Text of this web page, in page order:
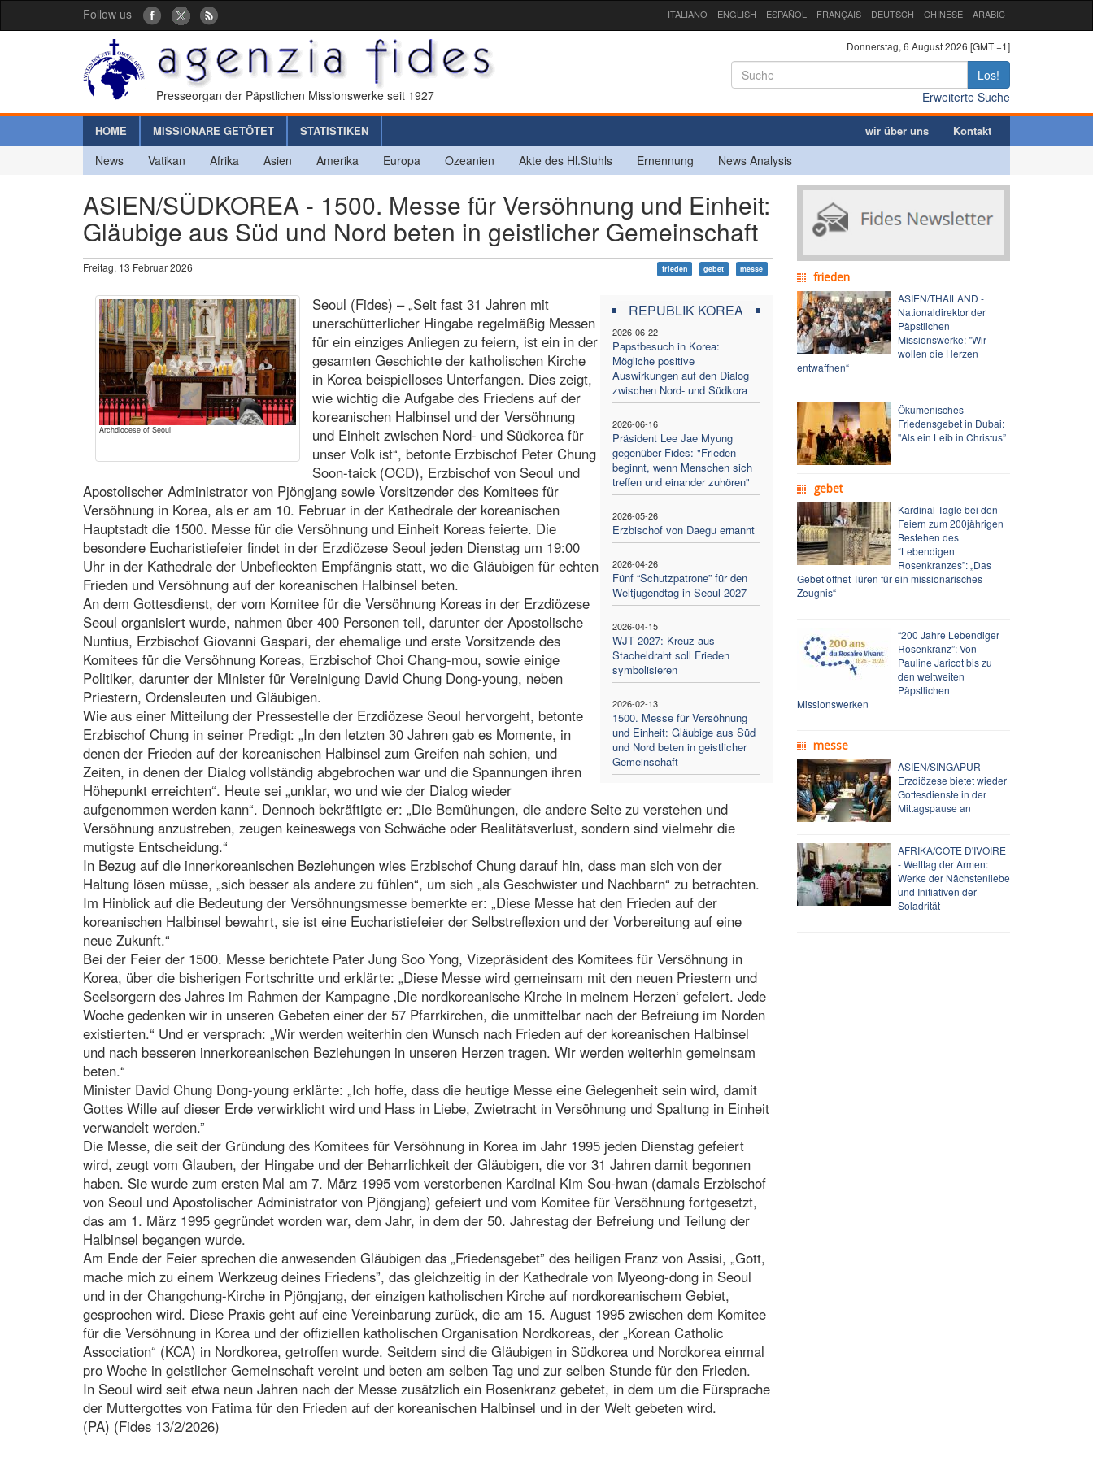
Follow us ITALIANO ENGLISH ESPAÑOL FRANÇAIS DEUTSCH CHINESE ARABIC
Presseorgan der Päpstlichen Missionswerke seit 1927
Donnerstag, 6 August 2026 [GMT +1]
Los!
Erweiterte Suche
HOME MISSIONARE GETÖTET STATISTIKEN wir über uns Kontakt
News Vatikan Afrika Asien Amerika Europa Ozeanien Akte des Hl.Stuhls Ernennung News Analysis
ASIEN/SÜDKOREA - 1500. Messe für Versöhnung und Einheit:
Gläubige aus Süd und Nord beten in geistlicher Gemeinschaft
Freitag, 13 Februar 2026 frieden gebet messe
Archdiocese of Seoul
REPUBLIK KOREA
2026-06-22
Papstbesuch in Korea:
Mögliche positive
Auswirkungen auf den Dialog
zwischen Nord- und Südkora
2026-06-16
Präsident Lee Jae Myung
gegenüber Fides: "Frieden
beginnt, wenn Menschen sich
treffen und einander zuhören"
2026-05-26
Erzbischof von Daegu ernannt
2026-04-26
Fünf “Schutzpatrone” für den
Weltjugendtag in Seoul 2027
2026-04-15
WJT 2027: Kreuz aus
Stacheldraht soll Frieden
symbolisieren
2026-02-13
1500. Messe für Versöhnung
und Einheit: Gläubige aus Süd
und Nord beten in geistlicher
Gemeinschaft
Seoul (Fides) – „Seit fast 31 Jahren mit
unerschütterlicher Hingabe regelmäßig Messen
für ein einziges Anliegen zu feiern, ist ein in der
gesamten Geschichte der katholischen Kirche
in Korea beispielloses Unterfangen. Dies zeigt,
wie wichtig die Aufgabe des Friedens auf der
koreanischen Halbinsel und der Versöhnung
und Einheit zwischen Nord- und Südkorea für
unser Volk ist“, betonte Erzbischof Peter Chung
Soon-taick (OCD), Erzbischof von Seoul und
Apostolischer Administrator von Pjöngjang sowie Vorsitzender des Komitees für
Versöhnung in Korea, als er am 10. Februar in der Kathedrale der koreanischen
Hauptstadt die 1500. Messe für die Versöhnung und Einheit Koreas feierte. Die
besondere Eucharistiefeier findet in der Erzdiözese Seoul jeden Dienstag um 19:00
Uhr in der Kathedrale der Unbefleckten Empfängnis statt, wo die Gläubigen für echten
Frieden und Versöhnung auf der koreanischen Halbinsel beten.
An dem Gottesdienst, der vom Komitee für die Versöhnung Koreas in der Erzdiözese
Seoul organisiert wurde, nahmen über 400 Personen teil, darunter der Apostolische
Nuntius, Erzbischof Giovanni Gaspari, der ehemalige und erste Vorsitzende des
Komitees für die Versöhnung Koreas, Erzbischof Choi Chang-mou, sowie einige
Politiker, darunter der Minister für Vereinigung David Chung Dong-young, neben
Priestern, Ordensleuten und Gläubigen.
Wie aus einer Mitteilung der Pressestelle der Erzdiözese Seoul hervorgeht, betonte
Erzbischof Chung in seiner Predigt: „In den letzten 30 Jahren gab es Momente, in
denen der Frieden auf der koreanischen Halbinsel zum Greifen nah schien, und
Zeiten, in denen der Dialog vollständig abgebrochen war und die Spannungen ihren
Höhepunkt erreichten“. Heute sei „unklar, wo und wie der Dialog wieder
aufgenommen werden kann“. Dennoch bekräftigte er: „Die Bemühungen, die andere Seite zu verstehen und
Versöhnung anzustreben, zeugen keineswegs von Schwäche oder Realitätsverlust, sondern sind vielmehr die
mutigste Entscheidung.“
In Bezug auf die innerkoreanischen Beziehungen wies Erzbischof Chung darauf hin, dass man sich von der
Haltung lösen müsse, „sich besser als andere zu fühlen“, um sich „als Geschwister und Nachbarn“ zu betrachten.
Im Hinblick auf die Bedeutung der Versöhnungsmesse bemerkte er: „Diese Messe hat den Frieden auf der
koreanischen Halbinsel bewahrt, sie ist eine Eucharistiefeier der Selbstreflexion und der Vorbereitung auf eine
neue Zukunft.“
Bei der Feier der 1500. Messe berichtete Pater Jung Soo Yong, Vizepräsident des Komitees für Versöhnung in
Korea, über die bisherigen Fortschritte und erklärte: „Diese Messe wird gemeinsam mit den neuen Priestern und
Seelsorgern des Jahres im Rahmen der Kampagne ‚Die nordkoreanische Kirche in meinem Herzen‘ gefeiert. Jede
Woche gedenken wir in unseren Gebeten einer der 57 Pfarrkirchen, die unmittelbar nach der Befreiung im Norden
existierten.“ Und er versprach: „Wir werden weiterhin den Wunsch nach Frieden auf der koreanischen Halbinsel
und nach besseren innerkoreanischen Beziehungen in unseren Herzen tragen. Wir werden weiterhin gemeinsam
beten.“
Minister David Chung Dong-young erklärte: „Ich hoffe, dass die heutige Messe eine Gelegenheit sein wird, damit
Gottes Wille auf dieser Erde verwirklicht wird und Hass in Liebe, Zwietracht in Versöhnung und Spaltung in Einheit
verwandelt werden.”
Die Messe, die seit der Gründung des Komitees für Versöhnung in Korea im Jahr 1995 jeden Dienstag gefeiert
wird, zeugt vom Glauben, der Hingabe und der Beharrlichkeit der Gläubigen, die vor 31 Jahren damit begonnen
haben. Sie wurde zum ersten Mal am 7. März 1995 vom verstorbenen Kardinal Kim Sou-hwan (damals Erzbischof
von Seoul und Apostolischer Administrator von Pjöngjang) gefeiert und vom Komitee für Versöhnung fortgesetzt,
das am 1. März 1995 gegründet worden war, dem Jahr, in dem der 50. Jahrestag der Befreiung und Teilung der
Halbinsel begangen wurde.
Am Ende der Feier sprechen die anwesenden Gläubigen das „Friedensgebet” des heiligen Franz von Assisi, „Gott,
mache mich zu einem Werkzeug deines Friedens”, das gleichzeitig in der Kathedrale von Myeong-dong in Seoul
und in der Changchung-Kirche in Pjöngjang, der einzigen katholischen Kirche auf nordkoreanischem Gebiet,
gesprochen wird. Diese Praxis geht auf eine Vereinbarung zurück, die am 15. August 1995 zwischen dem Komitee
für die Versöhnung in Korea und der offiziellen katholischen Organisation Nordkoreas, der „Korean Catholic
Association“ (KCA) in Nordkorea, getroffen wurde. Seitdem sind die Gläubigen in Südkorea und Nordkorea einmal
pro Woche in geistlicher Gemeinschaft vereint und beten am selben Tag und zur selben Stunde für den Frieden.
In Seoul wird seit etwa neun Jahren nach der Messe zusätzlich ein Rosenkranz gebetet, in dem um die Fürsprache
der Muttergottes von Fatima für den Frieden auf der koreanischen Halbinsel und in der Welt gebeten wird.
(PA) (Fides 13/2/2026)
frieden
ASIEN/THAILAND -
Nationaldirektor der
Päpstlichen
Missionswerke: "Wir
wollen die Herzen
entwaffnen“
Ökumenisches
Friedensgebet in Dubai:
"Als ein Leib in Christus”
gebet
Kardinal Tagle bei den
Feiern zum 200jährigen
Bestehen des
“Lebendigen
Rosenkranzes”: „Das
Gebet öffnet Türen für ein missionarisches
Zeugnis“
“200 Jahre Lebendiger
Rosenkranz”: Von
Pauline Jaricot bis zu
den weltweiten
Päpstlichen
Missionswerken
messe
ASIEN/SINGAPUR -
Erzdiözese bietet wieder
Gottesdienste in der
Mittagspause an
AFRIKA/COTE D'IVOIRE
- Welttag der Armen:
Werke der Nächstenliebe
und Initiativen der
Soladrität